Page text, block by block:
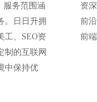
服务范围涵
。日日升拥
工、SEO资
制的互联网
中保持优
资
前
前